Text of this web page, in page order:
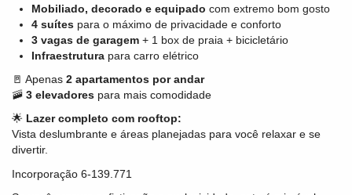
Mobiliado, decorado e equipado com extremo bom gosto
4 suítes para o máximo de privacidade e conforto
3 vagas de garagem + 1 box de praia + bicicletário
Infraestrutura para carro elétrico
🚪 Apenas 2 apartamentos por andar
🚠 3 elevadores para mais comodidade
🌟 Lazer completo com rooftop:
Vista deslumbrante e áreas planejadas para você relaxar e se
divertir.
Incorporação 6-139.771